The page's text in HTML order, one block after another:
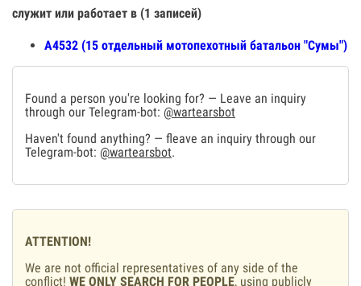
служит или работает в (1 записей)
А4532 (15 отдельный мотопехотный батальон "Сумы")
Found a person you're looking for? — Leave an inquiry
through our Telegram-bot: @wartearsbot
Haven't found anything? — fleave an inquiry through our
Telegram-bot: @wartearsbot.
ATTENTION!
We are not official representatives of any side of the
conflict! WE ONLY SEARCH FOR PEOPLE, using publicly